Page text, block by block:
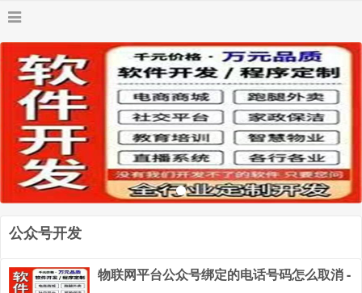
公众号开发
物联网平台公众号绑定的电话号码怎么取消 -